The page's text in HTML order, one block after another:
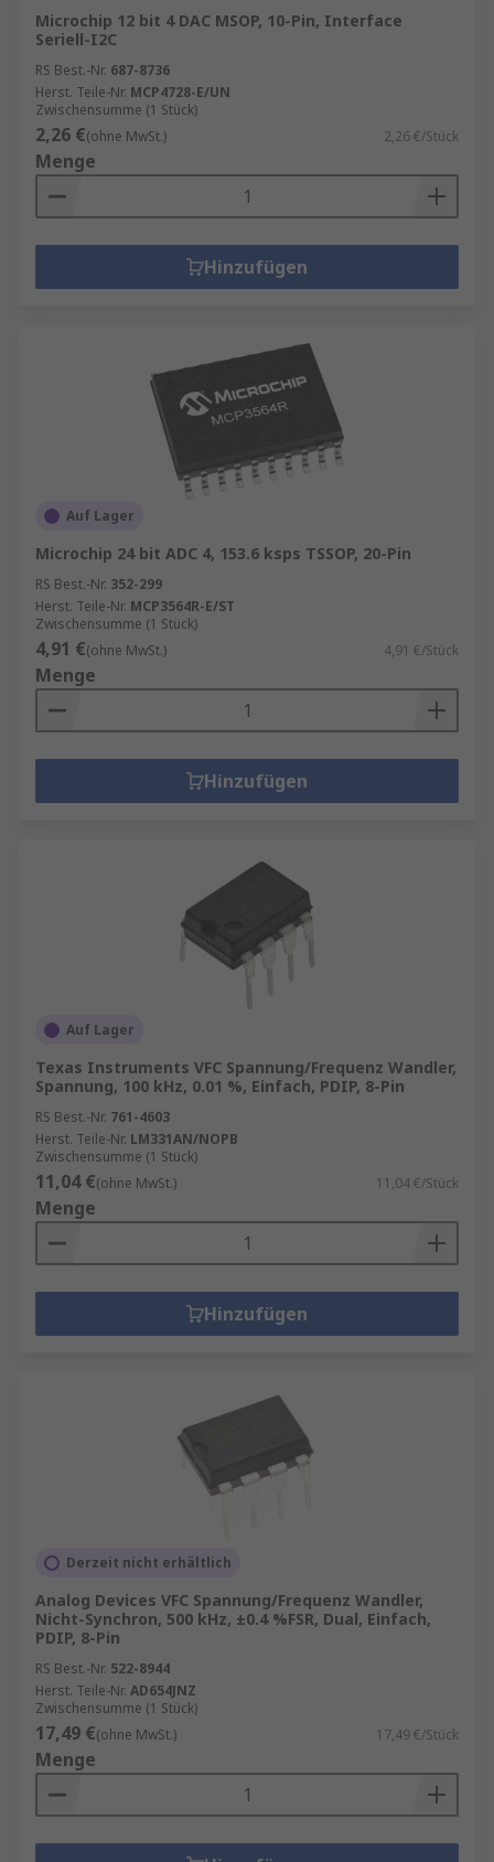
Microchip 12 bit 4 DAC MSOP, 10-Pin, Interface
Seriell-I2C
RS Best.-Nr. 687-8736
Herst. Teile-Nr. MCP4728-E/UN
Zwischensumme (1 Stück)
2,26 €(ohne MwSt.) 2,26 €/Stück
Menge
Hinzufügen
Auf Lager
Microchip 24 bit ADC 4, 153.6 ksps TSSOP, 20-Pin
RS Best.-Nr. 352-299
Herst. Teile-Nr. MCP3564R-E/ST
Zwischensumme (1 Stück)
4,91 €(ohne MwSt.) 4,91 €/Stück
Menge
Hinzufügen
Auf Lager
Texas Instruments VFC Spannung/Frequenz Wandler,
Spannung, 100 kHz, 0.01 %, Einfach, PDIP, 8-Pin
RS Best.-Nr. 761-4603
Herst. Teile-Nr. LM331AN/NOPB
Zwischensumme (1 Stück)
11,04 €(ohne MwSt.) 11,04 €/Stück
Menge
Hinzufügen
Derzeit nicht erhältlich
Analog Devices VFC Spannung/Frequenz Wandler,
Nicht-Synchron, 500 kHz, ±0.4 %FSR, Dual, Einfach,
PDIP, 8-Pin
RS Best.-Nr. 522-8944
Herst. Teile-Nr. AD654JNZ
Zwischensumme (1 Stück)
17,49 €(ohne MwSt.) 17,49 €/Stück
Menge